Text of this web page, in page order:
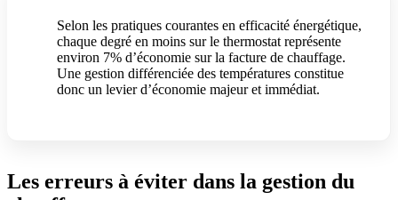
Selon les pratiques courantes en efficacité énergétique,
chaque degré en moins sur le thermostat représente
environ 7% d’économie sur la facture de chauffage.
Une gestion différenciée des températures constitue
donc un levier d’économie majeur et immédiat.
Les erreurs à éviter dans la gestion du